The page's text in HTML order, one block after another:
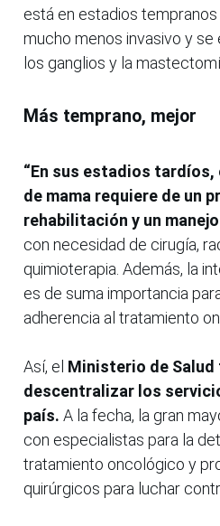
está en estadios
mucho menos invasivo y se
los ganglios y la
Más temprano, mejor
“En sus estadios tardíos,
de mama requiere de un
rehabilitación y un
con necesidad de cirugía,
quimioterapia. Además, la
es de suma importancia
adherencia al tratamiento
Así, el Ministerio de Salud
descentralizar los
país. A la fecha, la gran
con especialistas para la
tratamiento oncológico y
quirúrgicos para luchar